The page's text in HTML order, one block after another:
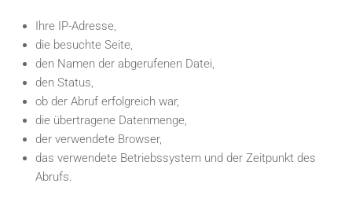
Ihre IP-Adresse,
die besuchte Seite,
den Namen der abgerufenen Datei,
den Status,
ob der Abruf erfolgreich war,
die übertragene Datenmenge,
der verwendete Browser,
das verwendete Betriebssystem und der Zeitpunkt des
Abrufs.